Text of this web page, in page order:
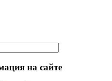
на сайте